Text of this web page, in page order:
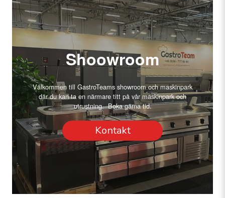
Shoowroom
Välkommen till GastroTeams showroom och maskinpark
där du kan ta en närmare titt på vår maskinpark och
utrustning. Boka gärna tid.
Kontakt